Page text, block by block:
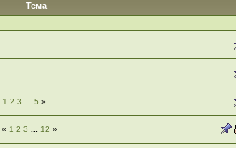
Тема
1 2 3 5 »
« 1 2 3 12 »